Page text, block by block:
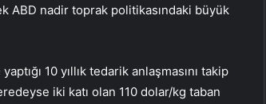
ABD nadir toprak politikasındaki büyük
10 yıllık tedarik anlaşmasını takip
iki katı olan 110 dolar/kg taban